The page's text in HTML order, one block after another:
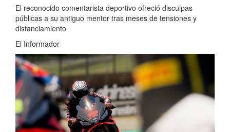
El reconocido comentarista deportivo ofreció disculpas
públicas a su antiguo mentor tras meses de tensiones y
distanciamiento
El Informador